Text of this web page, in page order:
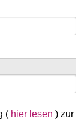
( hier lesen ) zur